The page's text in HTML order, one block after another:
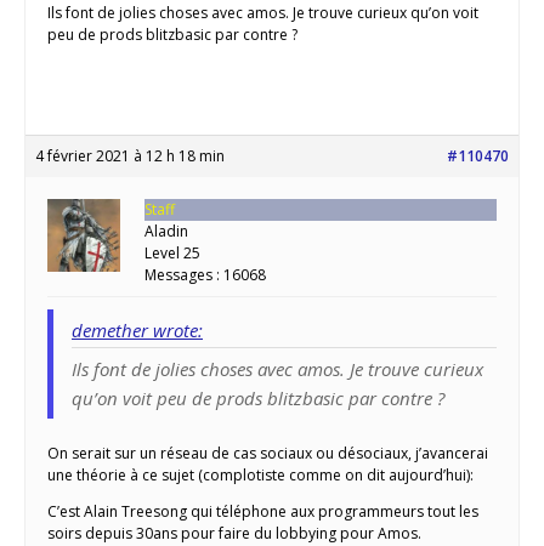
Ils font de jolies choses avec amos. Je trouve curieux qu’on voit
peu de prods blitzbasic par contre ?
4 février 2021 à 12 h 18 min #110470
Staff
Aladin
Level 25
Messages : 16068
demether wrote:
Ils font de jolies choses avec amos. Je trouve curieux
qu’on voit peu de prods blitzbasic par contre ?
On serait sur un réseau de cas sociaux ou désociaux, j’avancerai
une théorie à ce sujet (complotiste comme on dit aujourd’hui):
C’est Alain Treesong qui téléphone aux programmeurs tout les
soirs depuis 30ans pour faire du lobbying pour Amos.